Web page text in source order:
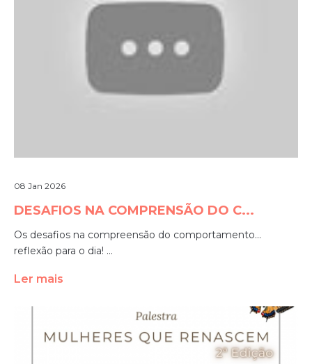
08 Jan 2026
DESAFIOS NA COMPRENSÃO DO C...
Os desafios na compreensão do comportamento...
reflexão para o dia! ...
Ler mais